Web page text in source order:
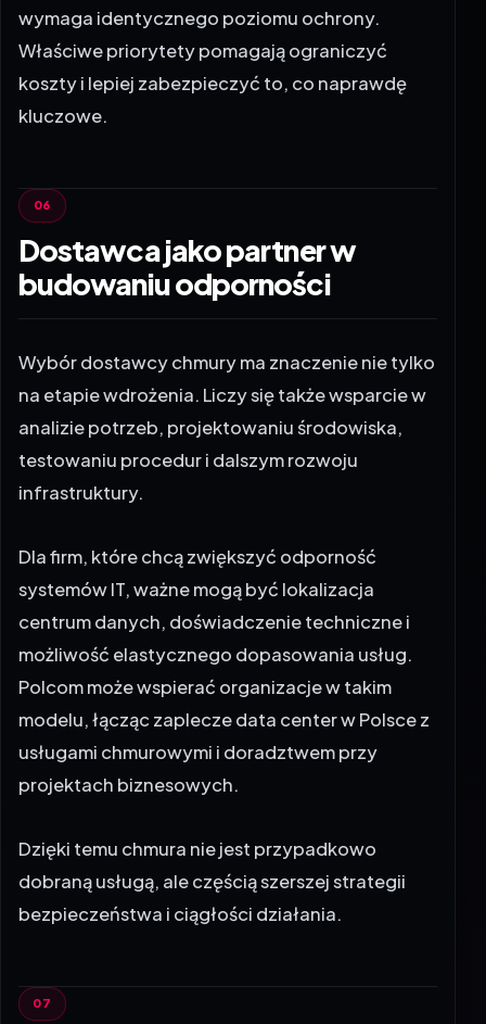
koszty i lepiej zabezpieczyć to, co naprawdę
Dostawca jako partner w
budowaniu odporności
na etapie wdrożenia. Liczy się także wsparcie w
analizie potrzeb, projektowaniu środowiska,
testowaniu procedur i dalszym rozwoju
systemów IT, ważne mogą być lokalizacja
centrum danych, doświadczenie techniczne i
możliwość elastycznego dopasowania usług.
Polcom może wspierać organizacje w takim
modelu, łącząc zaplecze data center w Polsce z
usługami chmurowymi i doradztwem przy
projektach biznesowych.
bezpieczeństwa i ciągłości działania.
Odporność firmy zacznij